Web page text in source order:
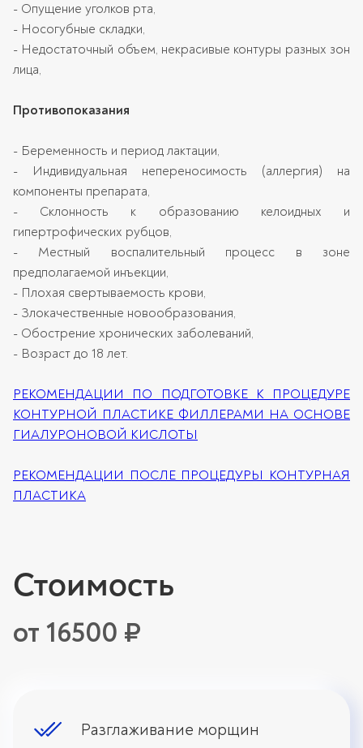
- Опущение уголков рта,
- Носогубные складки,
- Недостаточный объем, некрасивые контуры разных зон
лица,
Противопоказания
- Беременность и период лактации,
- Индивидуальная непереносимость (аллергия) на
компоненты препарата,
- Склонность к образованию келоидных и
гипертрофических рубцов,
- Местный воспалительный процесс в зоне
предполагаемой инъекции,
- Плохая свертываемость крови,
- Злокачественные новообразования,
- Обострение хронических заболеваний,
- Возраст до 18 лет.
РЕКОМЕНДАЦИИ ПО ПОДГОТОВКЕ К ПРОЦЕДУРЕ
КОНТУРНОЙ ПЛАСТИКЕ ФИЛЛЕРАМИ НА ОСНОВЕ
ГИАЛУРОНОВОЙ КИСЛОТЫ
РЕКОМЕНДАЦИИ ПОСЛЕ ПРОЦЕДУРЫ КОНТУРНАЯ
ПЛАСТИКА
Стоимость
от 16500 ₽
Разглаживание морщин